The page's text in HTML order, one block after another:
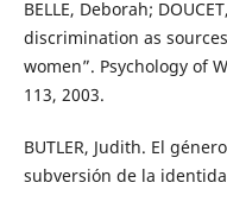
BELLE, Deborah;
discrimination as
women”. Psychology of
113, 2003.
BUTLER, Judith. El
subversión de la